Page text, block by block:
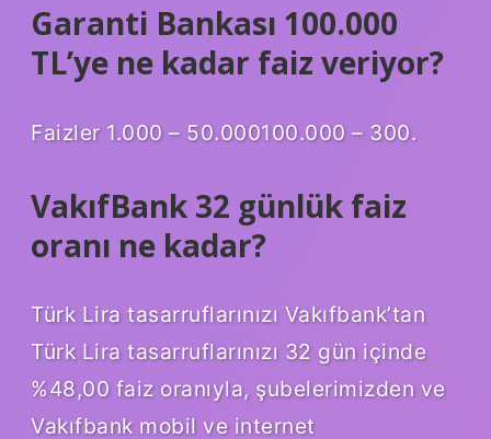
Garanti Bankası 100.000
TL’ye ne kadar faiz veriyor?
Faizler 1.000 – 50.000100.000 – 300.
VakıfBank 32 günlük faiz
oranı ne kadar?
Türk Lira tasarruflarınızı Vakıfbank’tan
Türk Lira tasarruflarınızı 32 gün içinde
%48,00 faiz oranıyla, şubelerimizden ve
Vakıfbank mobil ve internet